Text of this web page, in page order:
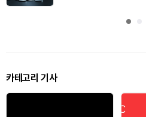
카테고리 기사